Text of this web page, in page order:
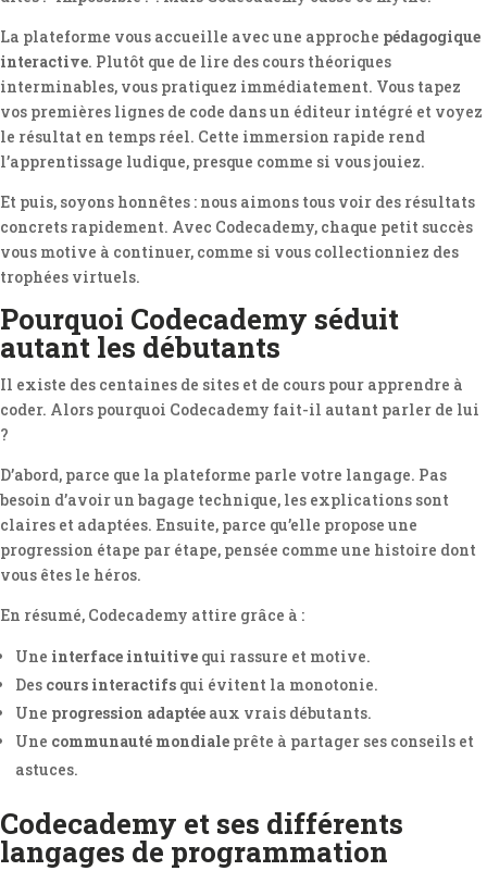
La plateforme vous accueille avec une approche pédagogique
interactive. Plutôt que de lire des cours théoriques
interminables, vous pratiquez immédiatement. Vous tapez
vos premières lignes de code dans un éditeur intégré et voyez
le résultat en temps réel. Cette immersion rapide rend
l’apprentissage ludique, presque comme si vous jouiez.
Et puis, soyons honnêtes : nous aimons tous voir des résultats
concrets rapidement. Avec Codecademy, chaque petit succès
vous motive à continuer, comme si vous collectionniez des
trophées virtuels.
Pourquoi Codecademy séduit
autant les débutants
Il existe des centaines de sites et de cours pour apprendre à
coder. Alors pourquoi Codecademy fait-il autant parler de lui
?
D’abord, parce que la plateforme parle votre langage. Pas
besoin d’avoir un bagage technique, les explications sont
claires et adaptées. Ensuite, parce qu’elle propose une
progression étape par étape, pensée comme une histoire dont
vous êtes le héros.
En résumé, Codecademy attire grâce à :
Une interface intuitive qui rassure et motive.
Des cours interactifs qui évitent la monotonie.
Une progression adaptée aux vrais débutants.
Une communauté mondiale prête à partager ses conseils et
astuces.
Codecademy et ses différents
langages de programmation